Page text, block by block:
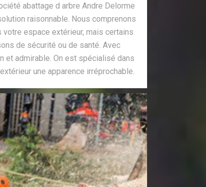
abattage d arbre Andre Delorme
raisonnable. Nous comprenons
votre espace extérieur, mais certains
de sécurité ou de santé. Avec
et admirable. On est spécialisé dans
une apparence irréprochable.